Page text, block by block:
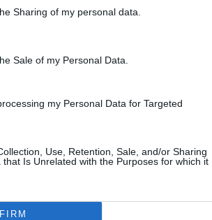
Sharing of my personal data.
Sale of my Personal Data.
my Personal Data for Targeted
Use, Retention, Sale, and/or Sharing
Is Unrelated with the Purposes for which it